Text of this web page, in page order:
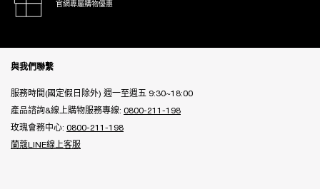
官網專屬購物優惠
與我們聯繫
服務時間(國定假日除外) 週一至週五 9:30~18:00
產品諮詢&線上購物服務專線: 0800-211-198
玫瑰會務中心: 0800-211-198
蘭蔻LINE線上客服